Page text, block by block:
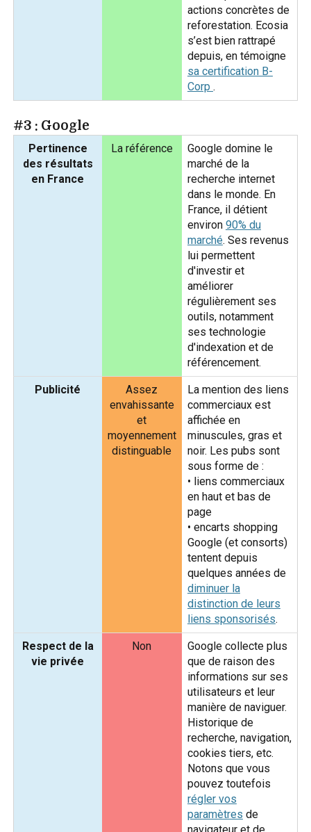
actions concrètes de
reforestation. Ecosia
s’est bien rattrapé
depuis, en témoigne
sa certification B-
Corp .
#3 : Google
Pertinence
des résultats
en France
La référence
Google domine le
marché de la
recherche internet
dans le monde. En
France, il détient
environ 90% du
marché. Ses revenus
lui permettent
d'investir et
améliorer
régulièrement ses
outils, notamment
ses technologie
d'indexation et de
référencement.
Publicité
Assez
envahissante
et
moyennement
distinguable
La mention des liens
commerciaux est
affichée en
minuscules, gras et
noir. Les pubs sont
sous forme de :
• liens commerciaux
en haut et bas de
page
• encarts shopping
Google (et consorts)
tentent depuis
quelques années de
diminuer la
distinction de leurs
liens sponsorisés.
Respect de la
vie privée
Non
Google collecte plus
que de raison des
informations sur ses
utilisateurs et leur
manière de naviguer.
Historique de
recherche, navigation,
cookies tiers, etc.
Notons que vous
pouvez toutefois
régler vos
paramètres de
navigateur et de